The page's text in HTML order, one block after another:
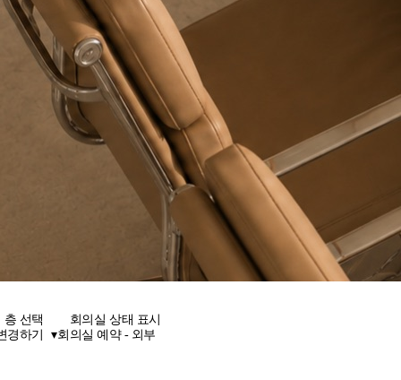
층 선택
회의실 상태 표시
경하기
▾회의실 예약 - 외부